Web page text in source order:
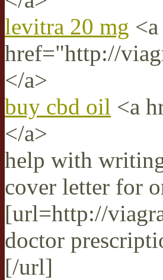
levitra 20 mg <a
href="http://
</a>
buy cbd oil <a
</a>
help with
cover letter for
[url=http://
doctor
[/url]